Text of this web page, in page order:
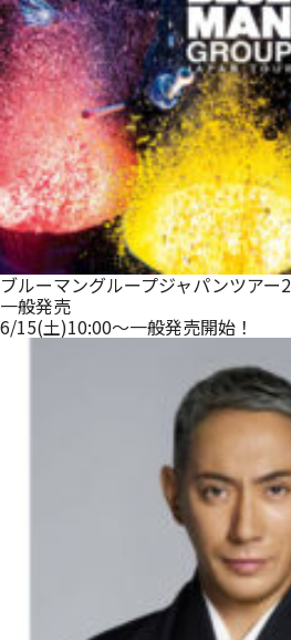
ブルーマングループジャパンツアー
一般発売
6/15(土)10:00～一般発売開始！